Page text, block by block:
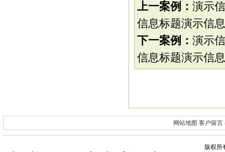
上一案例： 演示
信息标题演示信
下一案例： 演示
信息标题演示信
网站地图 客户留言
版权所